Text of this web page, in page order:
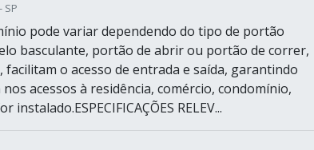
SP
pode variar dependendo do tipo de portão
basculante, portão de abrir ou portão de correr,
o acesso de entrada e saída, garantindo
acessos à residência, comércio, condomínio,
RELEV...